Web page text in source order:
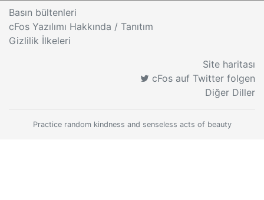
Basın bültenleri
cFos Yazılımı Hakkında / Tanıtım
Gizlilik İlkeleri
Site haritası
cFos auf Twitter folgen
Diğer Diller
Practice random kindness and senseless acts of beauty